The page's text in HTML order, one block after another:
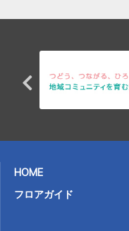
HOME
フロアガイド